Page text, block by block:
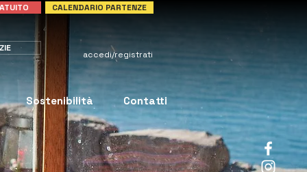
CALENDARIO PARTENZE
accedi/registrati
Sostenibilità Contatti